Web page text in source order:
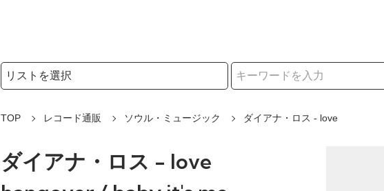
検索リストの選択
TOP レコード通販 ソウル・ミュージック ダイアナ・ロス - love
ダイアナ・ロス - love